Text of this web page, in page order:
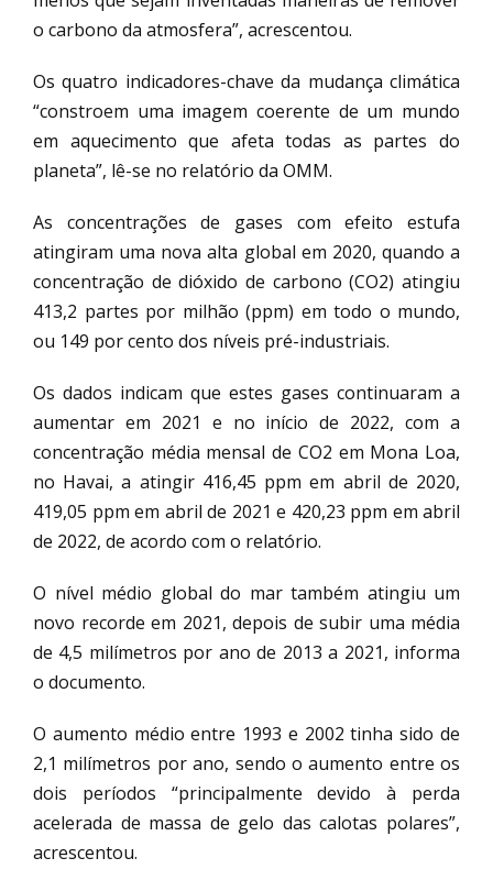
o carbono da atmosfera”, acrescentou.
Os quatro indicadores-chave da mudança climática
“constroem uma imagem coerente de um mundo
em aquecimento que afeta todas as partes do
planeta”, lê-se no relatório da OMM.
As concentrações de gases com efeito estufa
atingiram uma nova alta global em 2020, quando a
concentração de dióxido de carbono (CO2) atingiu
413,2 partes por milhão (ppm) em todo o mundo,
ou 149 por cento dos níveis pré-industriais.
Os dados indicam que estes gases continuaram a
aumentar em 2021 e no início de 2022, com a
concentração média mensal de CO2 em Mona Loa,
no Havai, a atingir 416,45 ppm em abril de 2020,
419,05 ppm em abril de 2021 e 420,23 ppm em abril
de 2022, de acordo com o relatório.
O nível médio global do mar também atingiu um
novo recorde em 2021, depois de subir uma média
de 4,5 milímetros por ano de 2013 a 2021, informa
o documento.
O aumento médio entre 1993 e 2002 tinha sido de
2,1 milímetros por ano, sendo o aumento entre os
dois períodos “principalmente devido à perda
acelerada de massa de gelo das calotas polares”,
acrescentou.